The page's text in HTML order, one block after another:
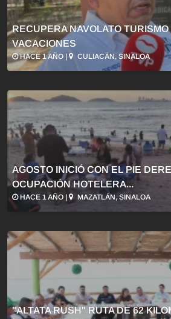
RECUPERA NAVOLATO
VACACIONES
HACE 1 AÑO | CULIACÁN, SINALOA
AGOSTO INICIÓ CON EL PIE
OCUPACIÓN HOTELERA...
HACE 1 AÑO | MAZATLÁN, SINALOA
"ALTATA RUSH" RUTA DE 62